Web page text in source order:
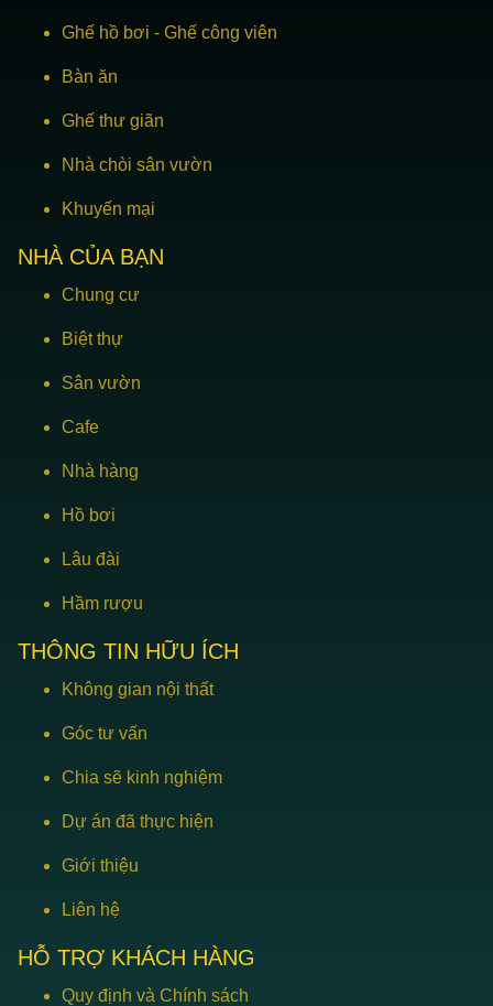
Ghế hồ bơi - Ghế công viên
Bàn ăn
Ghế thư giãn
Nhà chòi sân vườn
Khuyến mại
NHÀ CỦA BẠN
Chung cư
Biệt thự
Sân vườn
Cafe
Nhà hàng
Hồ bơi
Lâu đài
Hầm rượu
THÔNG TIN HỮU ÍCH
Không gian nội thất
Góc tư vấn
Chia sẽ kinh nghiệm
Dự án đã thực hiện
Giới thiệu
Liên hệ
HỖ TRỢ KHÁCH HÀNG
Quy định và Chính sách